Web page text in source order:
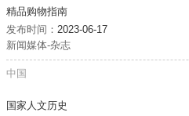
精品购物指南
发布时间： 2023-06-17
新闻媒体-杂志
中国
国家人文历史